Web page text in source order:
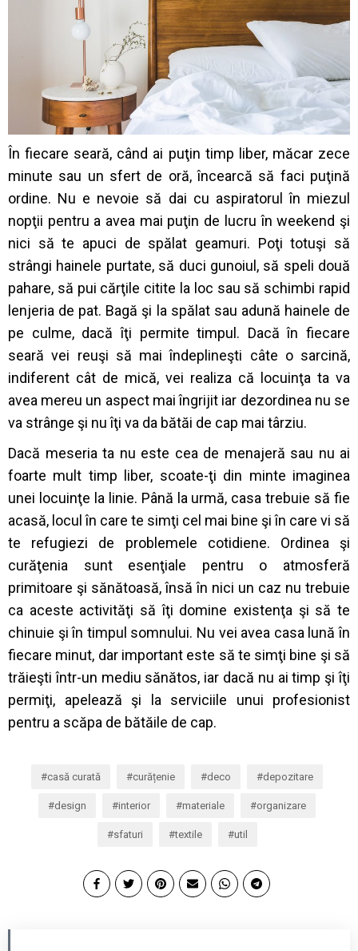
În fiecare seară, când ai puţin timp liber, măcar zece
minute sau un sfert de oră, încearcă să faci puţină
ordine. Nu e nevoie să dai cu aspiratorul în miezul
nopţii pentru a avea mai puţin de lucru în weekend şi
nici să te apuci de spălat geamuri. Poţi totuşi să
strângi hainele purtate, să duci gunoiul, să speli două
pahare, să pui cărţile citite la loc sau să schimbi rapid
lenjeria de pat. Bagă şi la spălat sau adună hainele de
pe culme, dacă îţi permite timpul. Dacă în fiecare
seară vei reuşi să mai îndeplineşti câte o sarcină,
indiferent cât de mică, vei realiza că locuinţa ta va
avea mereu un aspect mai îngrijit iar dezordinea nu se
va strânge şi nu îţi va da bătăi de cap mai târziu.
Dacă meseria ta nu este cea de menajeră sau nu ai
foarte mult timp liber, scoate-ţi din minte imaginea
unei locuinţe la linie. Până la urmă, casa trebuie să fie
acasă, locul în care te simţi cel mai bine şi în care vi să
te refugiezi de problemele cotidiene. Ordinea şi
curăţenia sunt esenţiale pentru o atmosferă
primitoare şi sănătoasă, însă în nici un caz nu trebuie
ca aceste activităţi să îţi domine existenţa şi să te
chinuie şi în timpul somnului. Nu vei avea casa lună în
fiecare minut, dar important este să te simţi bine şi să
trăieşti într-un mediu sănătos, iar dacă nu ai timp şi îţi
permiţi, apelează şi la serviciile unui profesionist
pentru a scăpa de bătăile de cap.
casă curată curățenie deco depozitare
design interior materiale organizare
sfaturi textile util